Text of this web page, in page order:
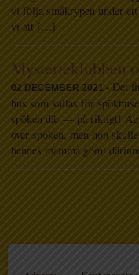
vi följa småkrypen under
vi att […]
Mysterieklubben
02 DECEMBER 2021 • Det
hus som kallas för
spöken där — på riktigt!
över spöken, men hon
hennes mamma gömt